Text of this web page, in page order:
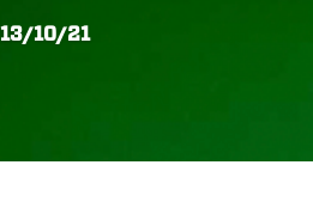
13/10/21